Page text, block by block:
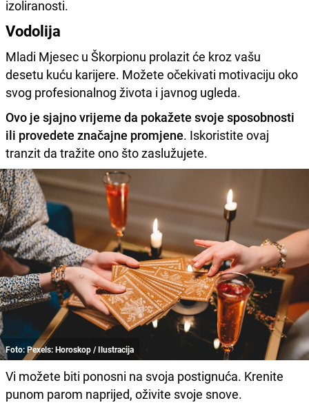
izoliranosti.
Vodolija
Mladi Mjesec u Škorpionu prolazit će kroz vašu
desetu kuću karijere. Možete očekivati motivaciju oko
svog profesionalnog života i javnog ugleda.
Ovo je sjajno vrijeme da pokažete svoje sposobnosti
ili provedete značajne promjene. Iskoristite ovaj
tranzit da tražite ono što zaslužujete.
Foto: Pexels: Horoskop / Ilustracija
Vi možete biti ponosni na svoja postignuća. Krenite
punom parom naprijed, oživite svoje snove.